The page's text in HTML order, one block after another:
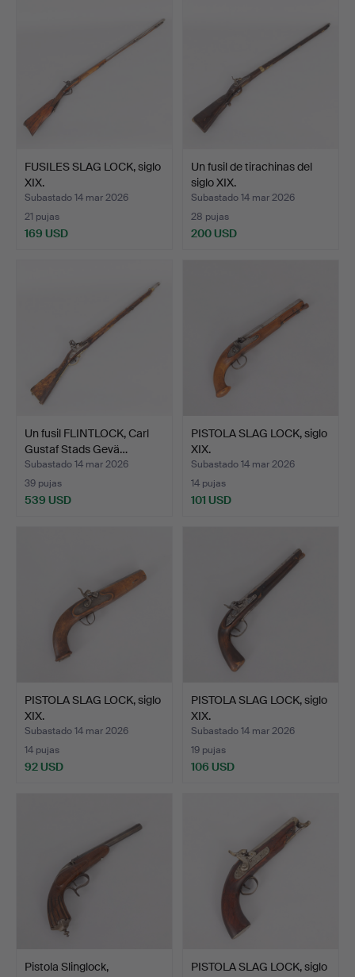
FUSILES SLAG LOCK, siglo
XIX.
Subastado 14 mar 2026
21 pujas
169 USD
Un fusil de tirachinas del
siglo XIX.
Subastado 14 mar 2026
28 pujas
200 USD
Un fusil FLINTLOCK, Carl
Gustaf Stads Gevä…
Subastado 14 mar 2026
39 pujas
539 USD
PISTOLA SLAG LOCK, siglo
XIX.
Subastado 14 mar 2026
14 pujas
101 USD
PISTOLA SLAG LOCK, siglo
XIX.
Subastado 14 mar 2026
14 pujas
92 USD
PISTOLA SLAG LOCK, siglo
XIX.
Subastado 14 mar 2026
19 pujas
106 USD
Pistola Slinglock,
PISTOLA SLAG LOCK, siglo